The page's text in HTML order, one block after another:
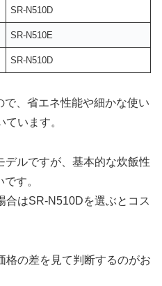
SR-N510D
SR-N510E
SR-N510D
、省エネ性能や細かな使い
います。
ルですが、基本的な炊飯性
す。
合はSR-N510Dを選ぶとコス
格の差を見て判断するのがお